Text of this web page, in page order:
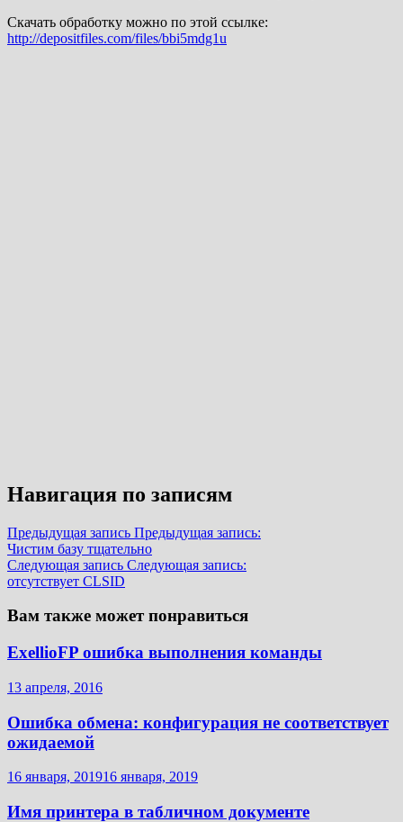
Скачать обработку можно по этой ссылке:
http://depositfiles.com/files/bbi5mdg1u
Навигация по записям
Предыдущая запись Предыдущая запись:
Чистим базу тщательно
Следующая запись Следующая запись:
отсутствует CLSID
Вам также может понравиться
ExellioFP ошибка выполнения команды
13 апреля, 2016
Ошибка обмена: конфигурация не соответствует
ожидаемой
16 января, 201916 января, 2019
Имя принтера в табличном документе